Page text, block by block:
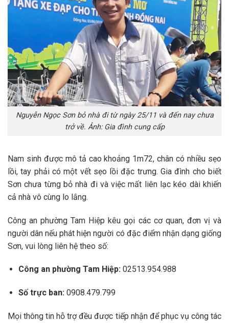
Nguyễn Ngọc Sơn bỏ nhà đi từ ngày 25/11 và đến nay chưa
trở về. Ảnh: Gia đình cung cấp
Nam sinh được mô tả cao khoảng 1m72, chân có nhiều sẹo
lồi, tay phải có một vết sẹo lồi đặc trưng. Gia đình cho biết
Sơn chưa từng bỏ nhà đi và việc mất liên lạc kéo dài khiến
cả nhà vô cùng lo lắng.
Công an phường Tam Hiệp kêu gọi các cơ quan, đơn vị và
người dân nếu phát hiện người có đặc điểm nhận dạng giống
Sơn, vui lòng liên hệ theo số:
Công an phường Tam Hiệp:02513.954.988
Số trực ban:0908.479.799
Mọi thông tin hỗ trợ đều được tiếp nhận để phục vụ công tác